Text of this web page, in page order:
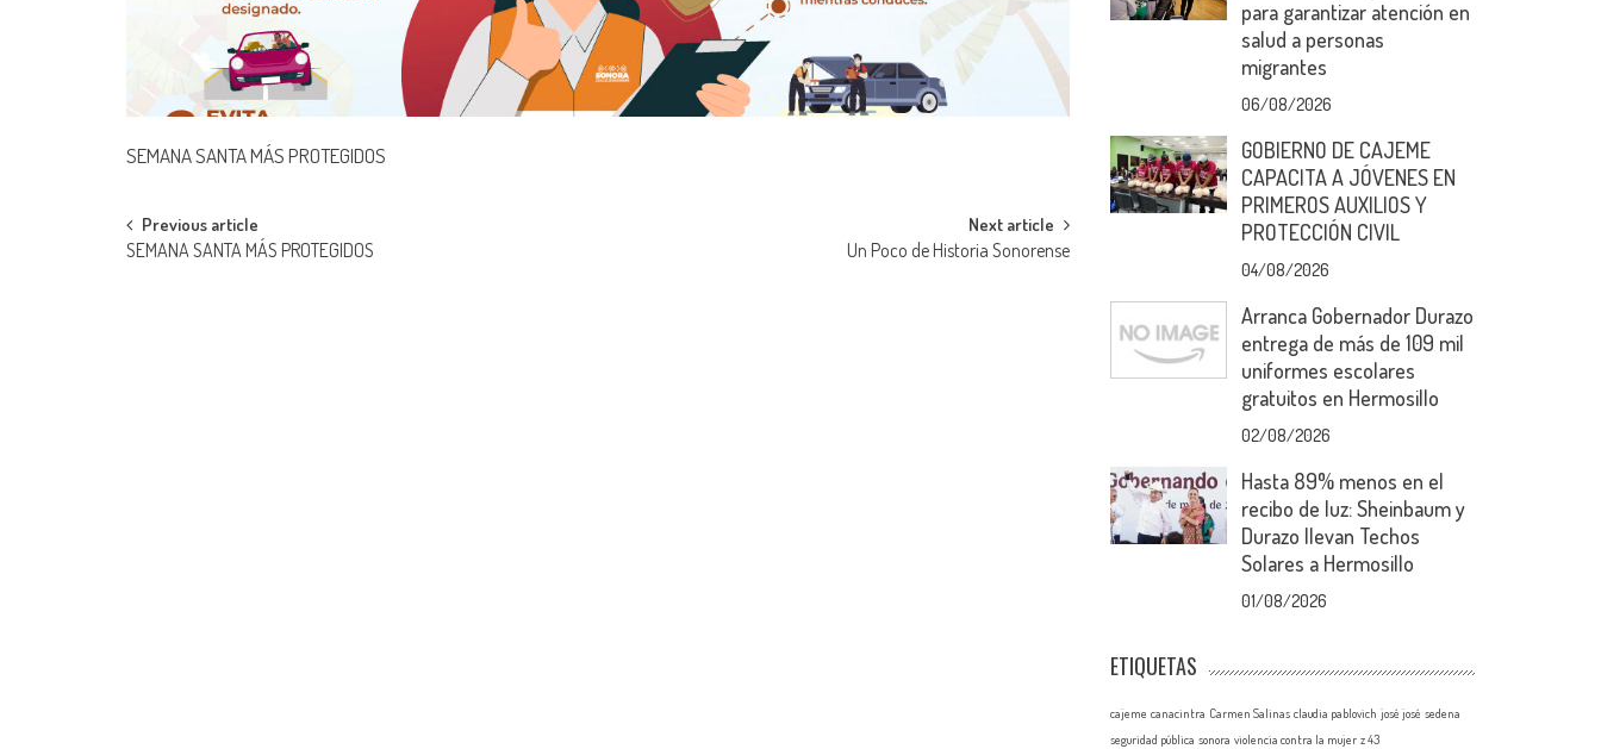
SEMANA SANTA MÁS PROTEGIDOS
Post
Previous article
SEMANA SANTA MÁS PROTEGIDOS
Next article
Un Poco de Historia Sonorense
para garantizar atención en
salud a personas
migrantes
06/08/2026
GOBIERNO DE CAJEME
CAPACITA A JÓVENES EN
PRIMEROS AUXILIOS Y
PROTECCIÓN CIVIL
04/08/2026
Arranca Gobernador Durazo
entrega de más de 109 mil
uniformes escolares
gratuitos en Hermosillo
02/08/2026
Hasta 89% menos en el
recibo de luz: Sheinbaum y
Durazo llevan Techos
Solares a Hermosillo
01/08/2026
ETIQUETAS
cajeme canacintra Carmen Salinas claudia pablovich josé josé sedena
seguridad pública sonora violencia contra la mujer z 43